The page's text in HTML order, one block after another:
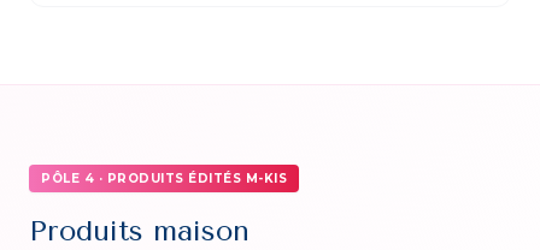
PÔLE 4 · PRODUITS ÉDITÉS M-KIS
Produits maison